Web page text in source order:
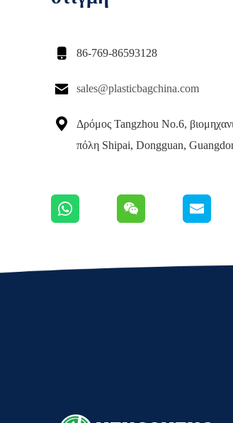
 86-769-86593128
 sales@plasticbagchina.com

Δρόμος Tangzhou No.6,
πόλη Shipai, Dongguan,